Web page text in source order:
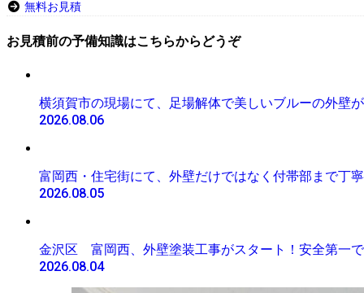
無料お見積
お見積前の予備知識はこちらからどうぞ
横須賀市の現場にて、足場解体で美しいブルーの外壁
2026.08.06
富岡西・住宅街にて、外壁だけではなく付帯部まで丁寧
2026.08.05
金沢区 富岡西、外壁塗装工事がスタート！安全第一で
2026.08.04